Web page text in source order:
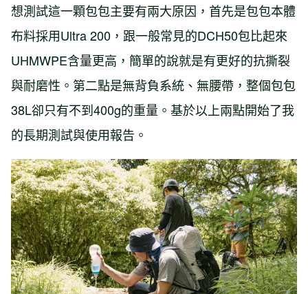
想測試這一顆包包主要有兩大原因，首先是包包本體
布料採用Ultra 200，跟一般常見的DCH50包比起來
UHMWPE含量更高，簡單的說就是有更好的抗撕裂
與耐磨性。第二點是無背負系統、無腰帶，整個包包
38L卻只有不到400g的重量。基於以上兩點開始了我
的長期測試與使用報告。